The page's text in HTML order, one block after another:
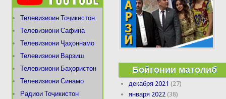
Телевизиоин Тоҷикистон
Телевизиони Сафина
Телевизиони Ҷаҳоннамо
Телевизиони Варзиш
Телевизиони Баҳористон
Телевизиони Синамо
Радиои Тоҷикистон
Бойгонии матолиб
декабря 2021 (27)
января 2022 (38)